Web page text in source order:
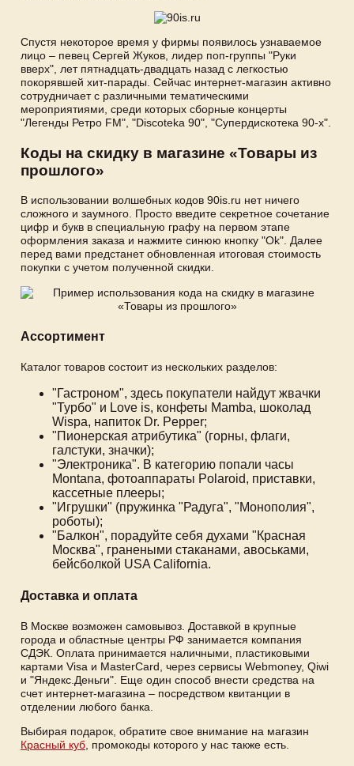
Спустя некоторое время у фирмы появилось узнаваемое
лицо – певец Сергей Жуков, лидер поп-группы "Руки
вверх", лет пятнадцать-двадцать назад с легкостью
покорявшей хит-парады. Сейчас интернет-магазин активно
сотрудничает с различными тематическими
мероприятиями, среди которых сборные концерты
"Легенды Ретро FM", "Discoteka 90", "Супердискотека 90-х".
Коды на скидку в магазине «Товары из
прошлого»
В использовании волшебных кодов 90is.ru нет ничего
сложного и заумного. Просто введите секретное сочетание
цифр и букв в специальную графу на первом этапе
оформления заказа и нажмите синюю кнопку "Ok". Далее
перед вами предстанет обновленная итоговая стоимость
покупки с учетом полученной скидки.
Ассортимент
Каталог товаров состоит из нескольких разделов:
"Гастроном", здесь покупатели найдут жвачки
"Турбо" и Love is, конфеты Mamba, шоколад
Wispa, напиток Dr. Pepper;
"Пионерская атрибутика" (горны, флаги,
галстуки, значки);
"Электроника". В категорию попали часы
Montana, фотоаппараты Polaroid, приставки,
кассетные плееры;
"Игрушки" (пружинка "Радуга", "Монополия",
роботы);
"Балкон", порадуйте себя духами "Красная
Москва", гранеными стаканами, авоськами,
бейсболкой USA California.
Доставка и оплата
В Москве возможен самовывоз. Доставкой в крупные
города и областные центры РФ занимается компания
СДЭК. Оплата принимается наличными, пластиковыми
картами Visa и MasterCard, через сервисы Webmoney, Qiwi
и "Яндекс.Деньги". Еще один способ внести средства на
счет интернет-магазина – посредством квитанции в
отделении любого банка.
Выбирая подарок, обратите свое внимание на магазин
Красный куб, промокоды которого у нас также есть.